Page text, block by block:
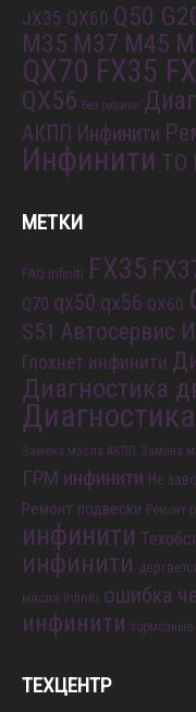
JX35 QX60 Q50
M35 M37 M45
QX70 FX35
QX56 Без рубрики
АКПП Инфинити
Инфинити ТО
МЕТКИ
FAQ Infiniti FX35
Q70 qx50 qx56 QX60
S51 Автосервис
Глохнет инфинити
Диагностика
Замена масла АКПП Замена
ГРМ инфинити Не
Ремонт подвески Ремонт
инфинити
инфинити
масла infiniti ошибка
инфинити тормозные
ТЕХЦЕНТР